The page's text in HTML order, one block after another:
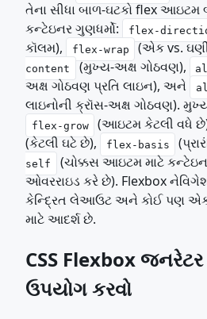
તેના સીધા બાળ-ઘટકો flex
કન્ટેઇનર ગુણધર્મો:
flex-
કૉલમ),
flex-wrap (એક vs.
content
(મુખ્ય-અક્ષ ગોઠવણ),
અક્ષ ગોઠવણ પ્રતિ લાઇન), અને
લાઇનોની ક્રૉસ-અક્ષ ગોઠવણ).
flex-grow (આઇટમ કેટલી વધે
(કેટલી ઘટે છે), flex-basis
self
(ચોક્કસ આઇટમ માટે
ઓવરરાઇડ કરે છે). Flexbox
કેન્દ્રિત લેઆઉટ અને કોઈ પણ
માટે આદર્શ છે.
CSS Flexbox જનરેટર
ઉપયોગ કરવો